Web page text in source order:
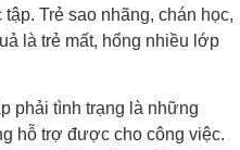
Trẻ sao nhãng, chán học,
là trẻ mất, hổng nhiều lớp
phải tình trạng là những
hỗ trợ được cho công việc.